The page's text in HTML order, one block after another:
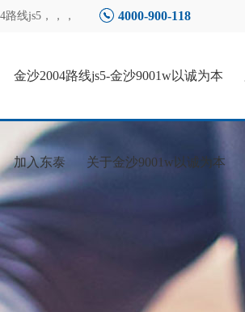
路线js5 ，，， 4000-900-118
金沙2004路线js5-金沙9001w以诚为本
加入东泰 关于金沙9001w以诚为本